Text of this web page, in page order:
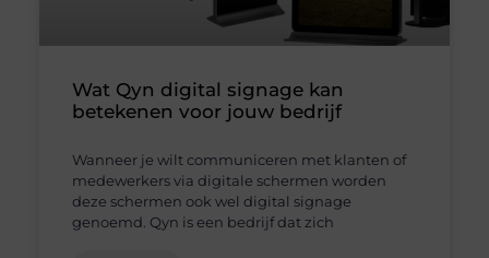
Wat Qyn digital signage kan
betekenen voor jouw bedrijf
Wanneer je wilt communiceren met klanten of
medewerkers via digitale schermen worden
deze schermen ook wel digital signage
genoemd. Qyn is een bedrijf dat zich